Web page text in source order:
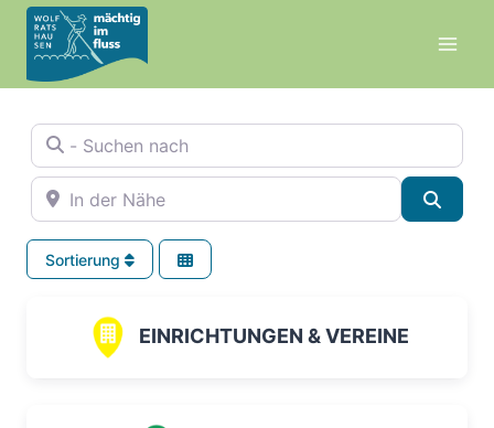
Zum
Inhalt
springen
- Suchen nach
In der Nähe
Sortierung
EINRICHTUNGEN & VEREINE